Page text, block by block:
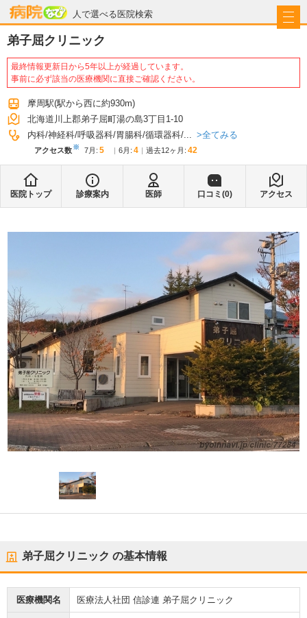
人で選べる医院検索
病院なび
弟子屈クリニック
最終情報更新日から5年以上が経過しています。
事前に必ず該当の医療機関に直接ご確認ください。
摩周駅(駅から西に約930m)
北海道川上郡弟子屈町湯の島3丁目1-10
内科 神経科 呼吸器科 胃腸科 循環器科 ... 全てみる
アクセス数※ 7月 : 5 6月 : 4 過去12ヶ月: 42
医院トップ 診療案内 医師 口コミ(0) アクセス
弟子屈クリニック の基本情報
医療機関名 医療法人社団 信診連 弟子屈クリニック